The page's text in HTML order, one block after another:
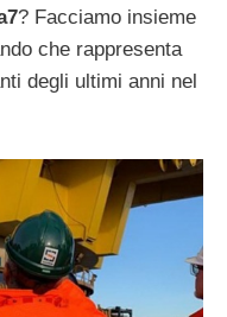
? Facciamo insieme
che rappresenta
degli ultimi anni nel